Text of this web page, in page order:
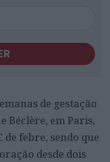
de gestação
Béclère, em Paris,
de febre, sendo que
desde dois